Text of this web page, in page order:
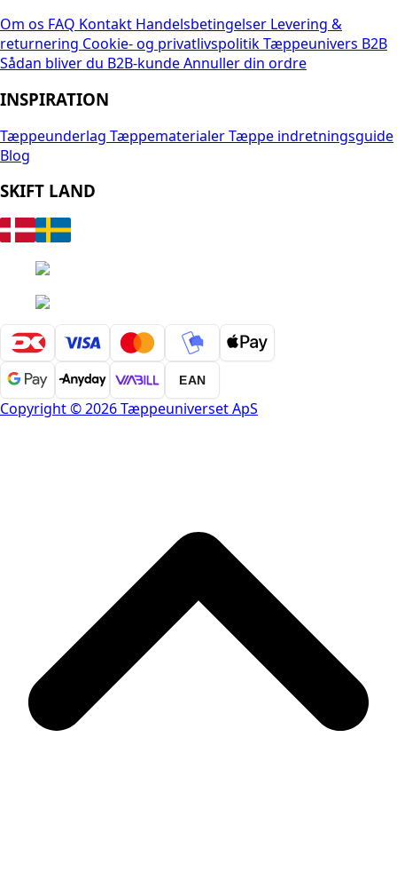
Om os FAQ Kontakt Handelsbetingelser Levering &
returnering Cookie- og privatlivspolitikTæppeunivers B2B
Sådan bliver du B2B-kundeAnnuller din ordre
INSPIRATION
Tæppeunderlag TæppematerialerTæppe indretningsguide
Blog
SKIFT LAND
EAN
Copyright © 2026 Tæppeuniverset ApS